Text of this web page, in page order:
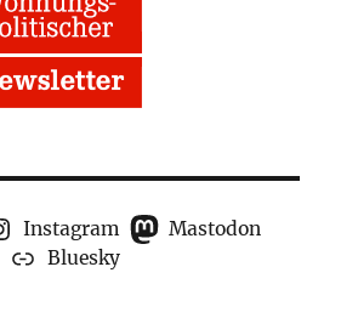
Instagram
Mastodon
Bluesky